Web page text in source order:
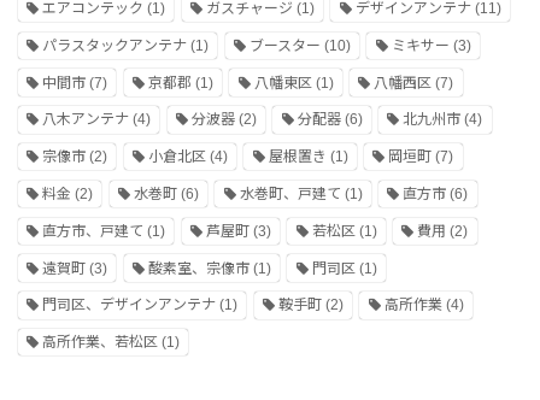
エアコンテック (1) ガスチャージ (1) デザインアンテナ(11)
パラスタックアンテナ (1) ブースター (10) ミキサー (3)
中間市 (7) 京都郡 (1) 八幡東区 (1) 八幡西区 (7)
八木アンテナ (4) 分波器(2) 分配器(6) 北九州市 (4)
宗像市 (2) 小倉北区(4) 屋根置き (1) 岡垣町 (7)
料金 (2) 水巻町(6) 水巻町、戸建て (1) 直方市 (6)
直方市、戸建て (1) 芦屋町(3) 若松区 (1) 費用 (2)
遠賀町 (3) 酸素室、宗像市(1) 門司区 (1)
門司区、デザインアンテナ (1) 鞍手町(2) 高所作業(4)
高所作業、若松区 (1)